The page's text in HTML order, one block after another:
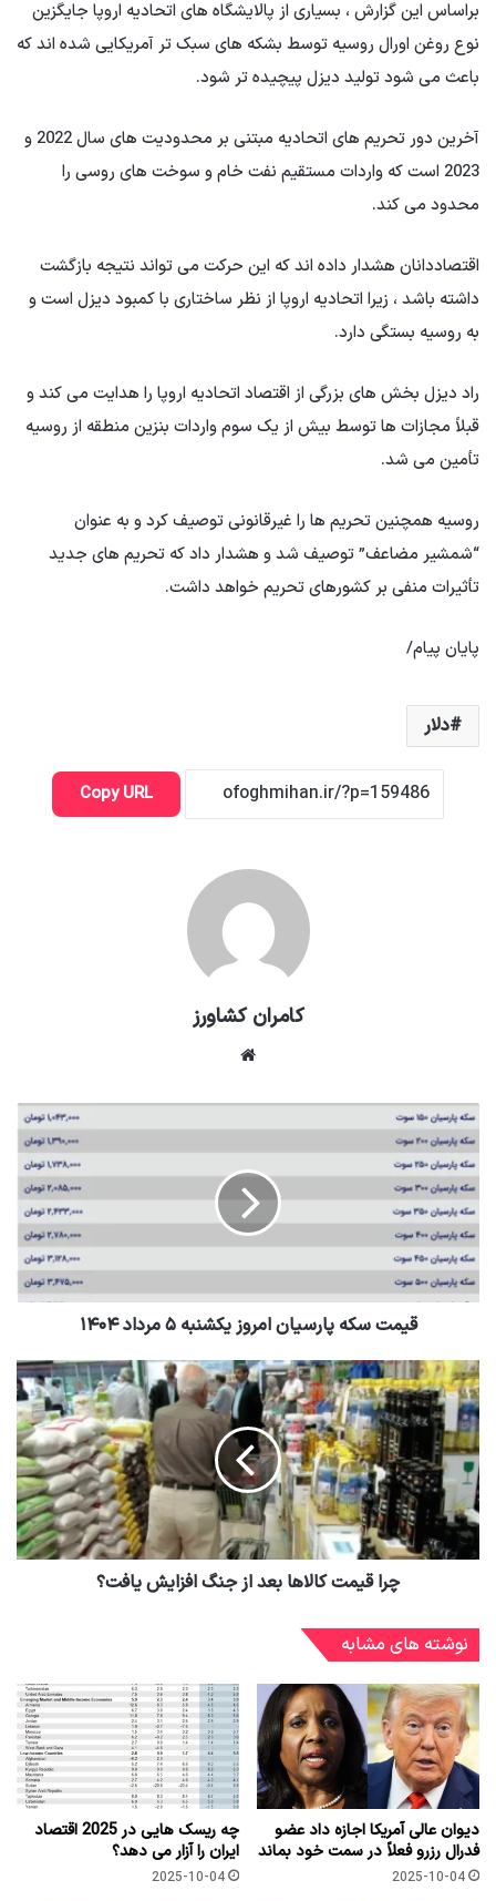
براساس این گزارش ، بسیاری از پالایشگاه های اتحادیه اروپا جایگزین
نوع روغن اورال روسیه توسط بشکه های سبک تر آمریکایی شده اند که
باعث می شود تولید دیزل پیچیده تر شود.
آخرین دور تحریم های اتحادیه مبتنی بر محدودیت های سال 2022 و
2023 است که واردات مستقیم نفت خام و سوخت های روسی را
محدود می کند.
اقتصاددانان هشدار داده اند که این حرکت می تواند نتیجه بازگشت
داشته باشد ، زیرا اتحادیه اروپا از نظر ساختاری با کمبود دیزل است و
به روسیه بستگی دارد.
راد دیزل بخش های بزرگی از اقتصاد اتحادیه اروپا را هدایت می کند و
قبلاً مجازات ها توسط بیش از یک سوم واردات بنزین منطقه از روسیه
تأمین می شد.
روسیه همچنین تحریم ها را غیرقانونی توصیف کرد و به عنوان
“شمشیر مضاعف” توصیف شد و هشدار داد که تحریم های جدید
تأثیرات منفی بر کشورهای تحریم خواهد داشت.
پایان پیام/
دلار
Copy URL
کامران کشاورز
قیمت سکه پارسیان امروز یکشنبه ۵ مرداد ۱۴۰۴
چرا قیمت کالاها بعد از جنگ افزایش یافت؟
نوشته های مشابه
دیوان عالی آمریکا اجازه داد عضو
فدرال رزرو فعلاً در سمت خود بماند
2025-10-04
چه ریسک هایی در 2025 اقتصاد
ایران را آزار می دهد؟
2025-10-04